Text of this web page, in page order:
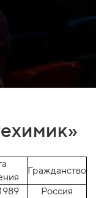
Гражданство
Россия